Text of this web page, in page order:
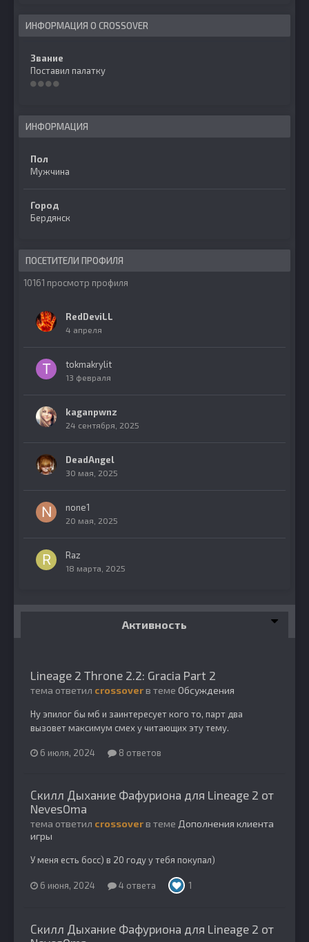
ИНФОРМАЦИЯ О CROSSOVER
Звание
Поставил палатку
ИНФОРМАЦИЯ
Пол
Мужчина
Город
Бердянск
ПОСЕТИТЕЛИ ПРОФИЛЯ
10161 просмотр профиля
RedDeviLL
4 апреля
tokmakrylit
13 февраля
kaganpwnz
24 сентября, 2025
DeadAngel
30 мая, 2025
none1
20 мая, 2025
Raz
18 марта, 2025
Активность
Lineage 2 Throne 2.2: Gracia Part 2
тема ответил crossoverв теме Обсуждения
Ну эпилог бы мб и заинтересует кого то, парт два
вызовет максимум смех у читающих эту тему.
6 июля, 2024 8 ответов
Скилл Дыхание Фафуриона для Lineage 2 от
NevesOma
тема ответил crossoverв теме Дополнения клиента
игры
У меня есть босс) в 20 году у тебя покупал)
6 июня, 2024 4 ответа 1
Скилл Дыхание Фафуриона для Lineage 2 от